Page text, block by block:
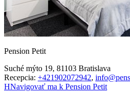
Pension Petit
Suché mýto 19, 81103 Bratislava
Recepcia: +421902072942,
HNavigovať ma k Pension Petit